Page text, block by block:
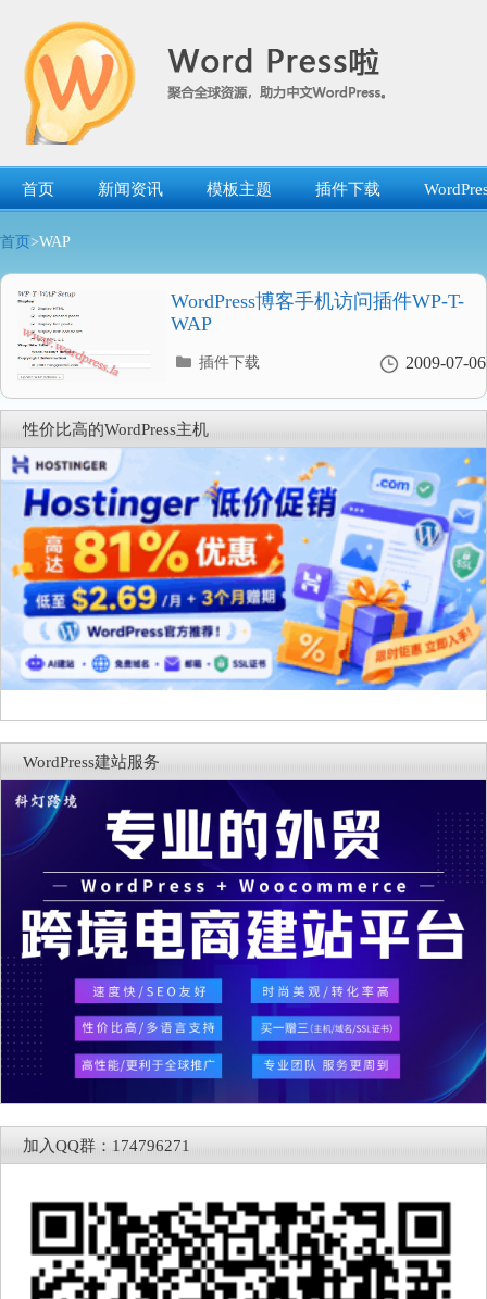
首页 新闻资讯 模板主题 插件下载
首页 >WAP
WordPress博客手机访问插件WP-T-
WAP
2009-07-06
分
录
插件下载
性价比高的WordPress主机
WordPress建站服务
加入QQ群：174796271